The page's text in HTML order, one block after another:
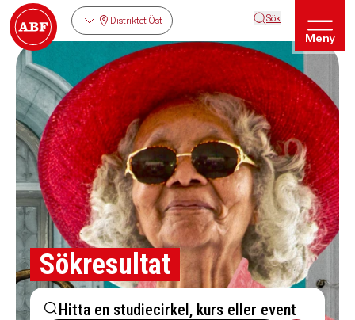
Distriktet Öst Sök
Meny
Sökresultat
Hitta en studiecirkel, kurs eller event